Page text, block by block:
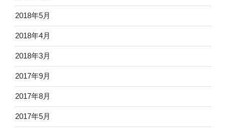
2018年5月
2018年4月
2018年3月
2017年9月
2017年8月
2017年5月